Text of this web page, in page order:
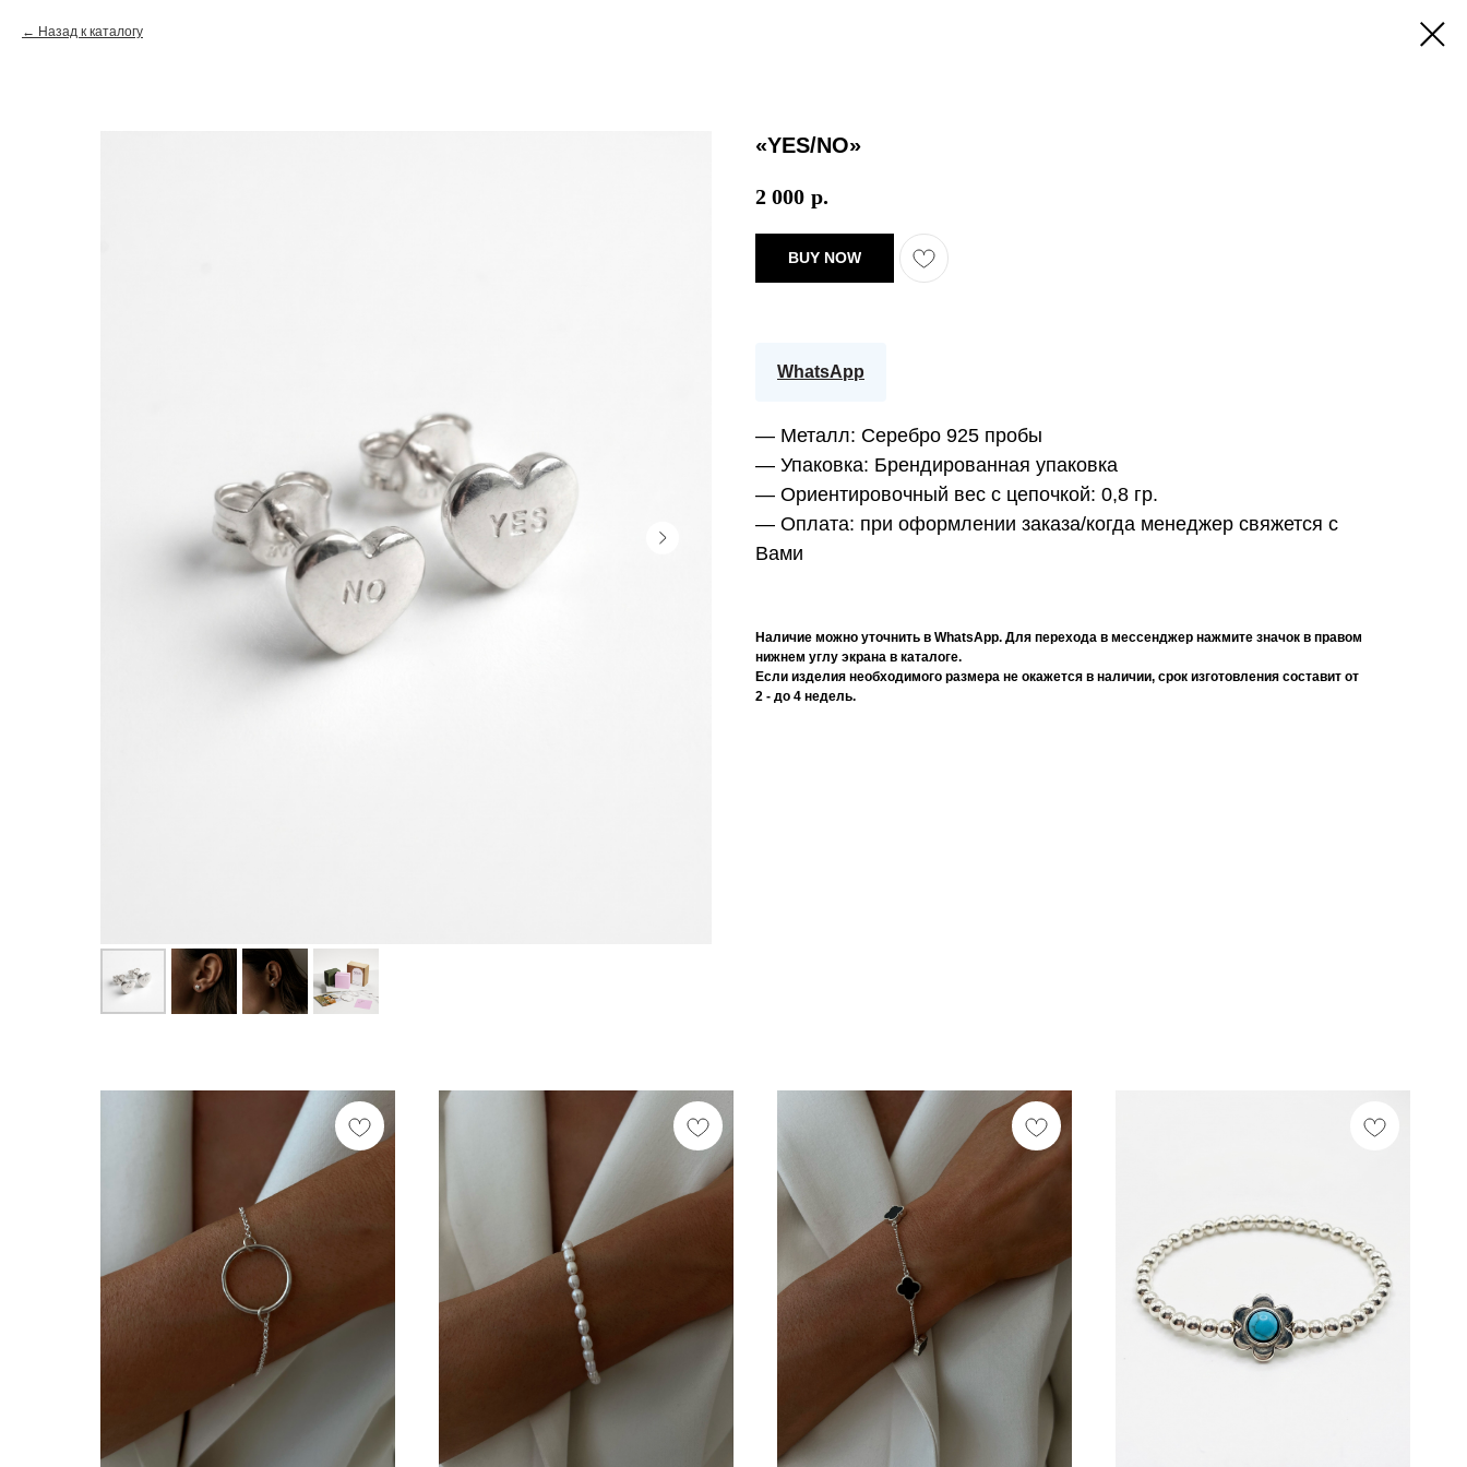
Назад к каталогу
«YES/NO»
2 000 р.
BUY NOW
WhatsApp
— Металл: Серебро 925 пробы
— Упаковка: Брендированная упаковка
— Ориентировочный вес с цепочкой: 0,8 гр.
— Оплата: при оформлении заказа/когда менеджер свяжется с
Вами
Наличие можно уточнить в WhatsApp. Для перехода в мессенджер нажмите значок в правом
нижнем углу экрана в каталоге.
Если изделия необходимого размера не окажется в наличии, срок изготовления составит от
2 - до 4 недель.